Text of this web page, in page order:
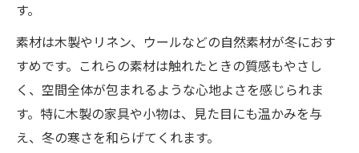
す。
素材は木製やリネン、ウールなどの自然素材が冬におす
すめです。これらの素材は触れたときの質感もやさし
く、空間全体が包まれるような心地よさを感じられま
す。特に木製の家具や小物は、見た目にも温かみを与
え、冬の寒さを和らげてくれます。